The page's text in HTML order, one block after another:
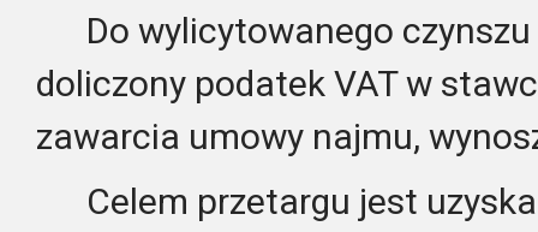
Do wylicytowanego czynszu
doliczony podatek VAT w
zawarcia umowy najmu,
Celem przetargu jest